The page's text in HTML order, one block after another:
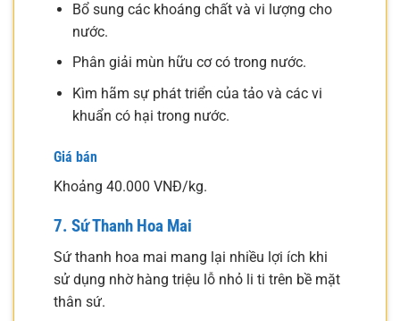
Bổ sung các khoáng chất và vi lượng cho
nước.
Phân giải mùn hữu cơ có trong nước.
Kìm hãm sự phát triển của tảo và các vi
khuẩn có hại trong nước.
Giá bán
Khoảng 40.000 VNĐ/kg.
7. Sứ Thanh Hoa Mai
Sứ thanh hoa mai mang lại nhiều lợi ích khi
sử dụng nhờ hàng triệu lỗ nhỏ li ti trên bề mặt
thân sứ.